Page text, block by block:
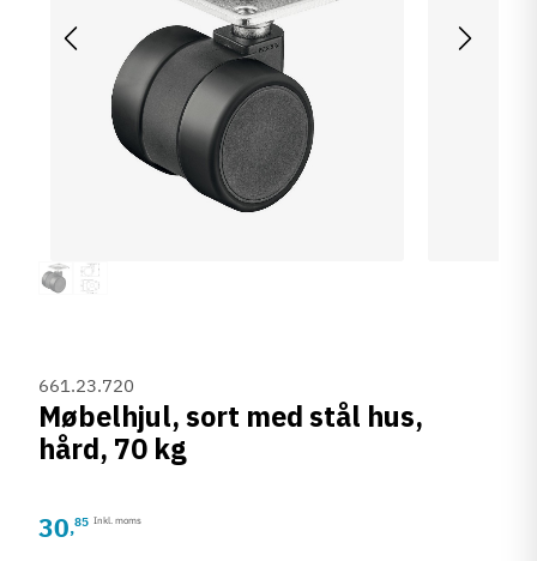
661.23.720
Møbelhjul, sort med stål hus,
hård, 70 kg
30,85 Inkl. moms